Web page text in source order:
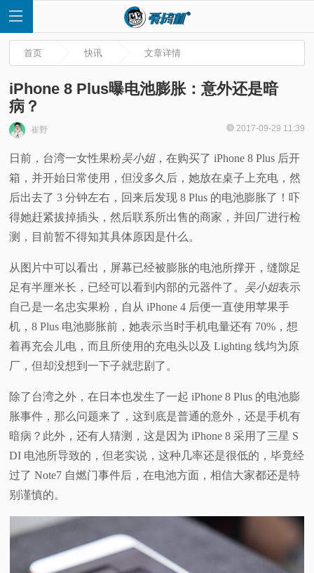
首
页
快
讯
评
测
频
普
体
首页 快讯 文章详情
iPhone 8 Plus曝电池膨胀：意外还是暗
病？
崔野 2017-09-29 11:39
日前，台湾一女性果粉吴小姐，在购买了 iPhone 8 Plus 后开
箱，并开始日常使用，但没多久后，她放在桌子上充电，然
后出去了 3 分钟左右，回来后发现 8 Plus 的电池膨胀了！吓
得她赶紧拔掉插头，然后联系所出售的商家，并回厂进行检
测，目前暂不得知其具体原因是什么。
从图片中可以看出，屏幕已经被膨胀的电池所撑开，缝隙足
足有半厘米长，已经可以看到内部的元器件了。 吴小姐表示
自己是一名忠实果粉，自从 iPhone 4 后便一直使用苹果手
机，8 Plus 电池膨胀前，她表示当时手机电量还有 70%，想
着再充会儿电，而且所使用的充电头以及 Lighting 线均为原
厂，但却没想到一下子就悲剧了。
除了台湾之外，在日本也发生了一起 iPhone 8 Plus 的电池膨
胀事件，那么问题来了，这到底是普通的意外，还是手机有
暗病？此外，还有人猜测，这是因为 iPhone 8 采用了三星 S
DI 电池所导致的，但老实说，这种几率还是很低的，毕竟经
过了 Note7 自燃门事件后，在电池方面，相信大家都还是特
别谨慎的。